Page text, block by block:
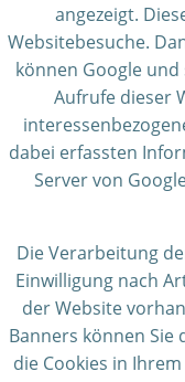
angezeigt.
Websitebesuche.
können Google
Aufrufe dieser
dabei erfassten
Server von
Die Verarbeitung
Einwilligung nach
der Website
Banners können Sie
die Cookies in